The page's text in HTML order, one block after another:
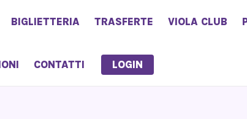
BIGLIETTERIA TRASFERTE VIOLA CLUB
CONTATTI LOGIN